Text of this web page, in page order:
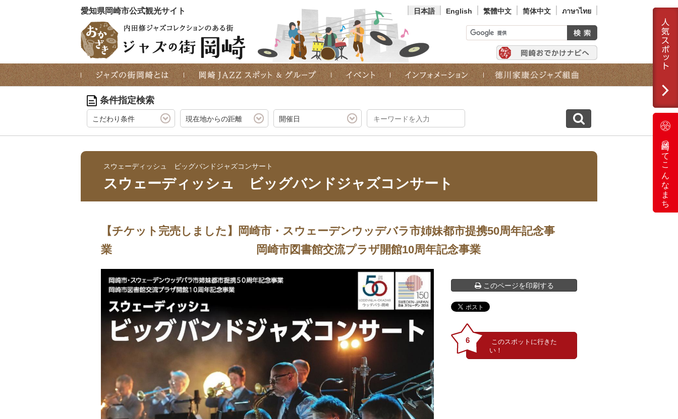
愛知県岡崎市公式観光サイト 日本語 English 繁體中文 简体中文 ภาษาไทย
岡崎ってこんなまち
条件指定検索
こだわり条件 現在地からの距離 開催日
スウェーディッシュ ビッグバンドジャズコンサート
スウェーディッシュ ビッグバンドジャズコンサート
【チケット完売しました】岡崎市・スウェーデンウッデバラ市姉妹都市提携50周年記念事
業 岡崎市図書館交流プラザ開館10周年記念事業
このページを印刷する
6